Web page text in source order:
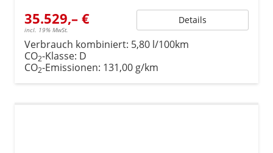
35.529,– €
incl. 19% MwSt.
Details
Verbrauch kombiniert: 5,80 l/100km
CO2-Klasse: D
CO2-Emissionen: 131,00 g/km